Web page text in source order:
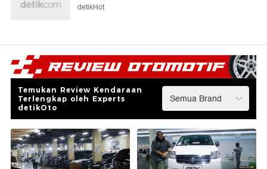
detikHot
Temukan Review Kendaraan
Terlengkap oleh Experts
detikOto